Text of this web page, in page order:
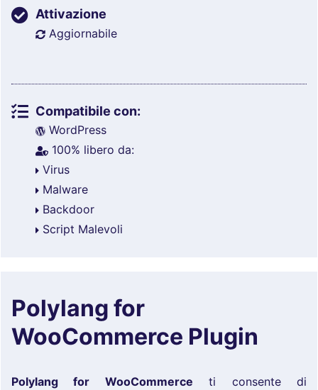
Attivazione
Aggiornabile
Compatibile con:
WordPress
100% libero da:
Virus
Malware
Backdoor
Script Malevoli
Polylang for
WooCommerce Plugin
Polylang for WooCommerce ti consente di